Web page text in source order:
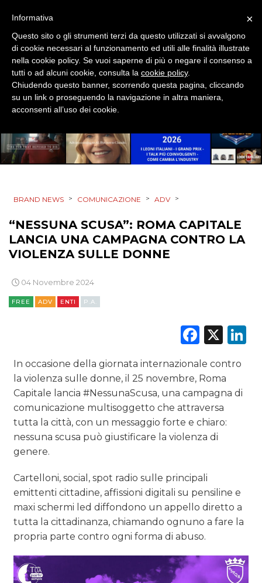
ESTERNA
RADIO / AUDIO
TV
DATI
NORMATIVE
CASE HISTORY
BRAND NEWS > COMUNICAZIONE > ADV >
“NESSUNA SCUSA”: ROMA CAPITALE
LANCIA UNA CAMPAGNA CONTRO LA
VIOLENZA SULLE DONNE
04 Novembre 2024
FREE ADV ENTI P.A.
X
In occasione della giornata internazionale contro
la violenza sulle donne, il 25 novembre, Roma
Capitale lancia #NessunaScusa, una campagna di
comunicazione multisoggetto che attraversa
tutta la città, con un messaggio forte e chiaro:
nessuna scusa può giustificare la violenza di
genere.
Cartelloni, social, spot radio sulle principali
emittenti cittadine, affissioni digitali su pensiline e
maxi schermi led diffondono un appello diretto a
tutta la cittadinanza, chiamando ognuno a fare la
propria parte contro ogni forma di abuso.
×
Informativa
Questo sito o gli strumenti terzi da questo utilizzati si avvalgono
di cookie necessari al funzionamento ed utili alle finalità illustrate
nella cookie policy. Se vuoi saperne di più o negare il consenso a
tutti o ad alcuni cookie, consulta la cookie policy.
Chiudendo questo banner, scorrendo questa pagina, cliccando
su un link o proseguendo la navigazione in altra maniera,
acconsenti all’uso dei cookie.